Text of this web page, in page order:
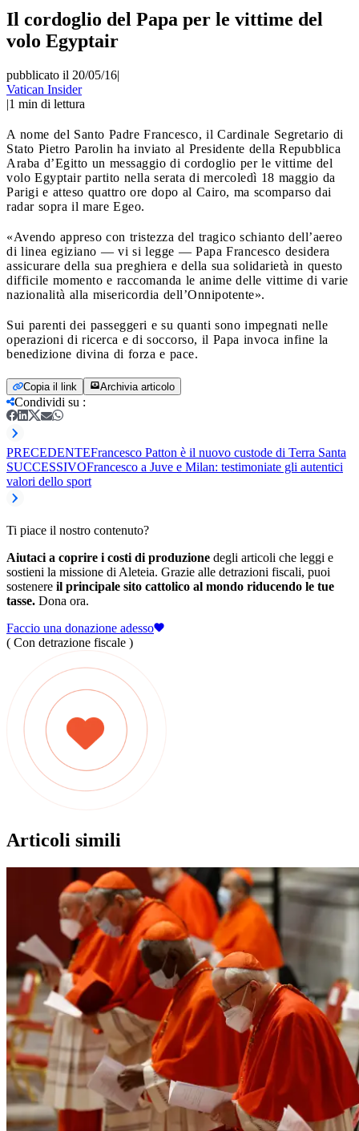
Il cordoglio del Papa per le vittime del
volo Egyptair
pubblicato il 20/05/16|
Vatican Insider
|1 min di lettura
A nome del Santo Padre Francesco, il Cardinale Segretario di
Stato Pietro Parolin ha inviato al Presidente della Repubblica
Araba d’Egitto un messaggio di cordoglio per le vittime del
volo Egyptair partito nella serata di mercoledì 18 maggio da
Parigi e atteso quattro ore dopo al Cairo, ma scomparso dai
radar sopra il mare Egeo.
«Avendo appreso con tristezza del tragico schianto dell’aereo
di linea egiziano — vi si legge — Papa Francesco desidera
assicurare della sua preghiera e della sua solidarietà in questo
difficile momento e raccomanda le anime delle vittime di varie
nazionalità alla misericordia dell’Onnipotente».
Sui parenti dei passeggeri e su quanti sono impegnati nelle
operazioni di ricerca e di soccorso, il Papa invoca infine la
benedizione divina di forza e pace.
Copia il link Archivia articolo
Condividi su :
PRECEDENTEFrancesco Patton è il nuovo custode di Terra Santa
SUCCESSIVOFrancesco a Juve e Milan: testimoniate gli autentici
valori dello sport
Ti piace il nostro contenuto?
Aiutaci a coprire i costi di produzione degli articoli che leggi e
sostieni la missione di Aleteia. Grazie alle detrazioni fiscali, puoi
sostenere il principale sito cattolico al mondo riducendo le tue
tasse. Dona ora.
Faccio una donazione adesso
( Con detrazione fiscale )
Articoli simili